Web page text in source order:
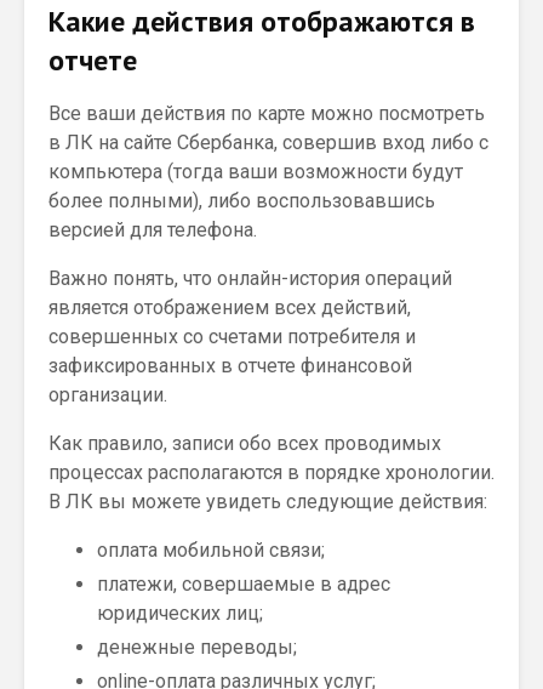
Какие действия отображаются в
отчете
Все ваши действия по карте можно посмотреть
в ЛК на сайте Сбербанка, совершив вход либо с
компьютера (тогда ваши возможности будут
более полными), либо воспользовавшись
версией для телефона.
Важно понять, что онлайн-история операций
является отображением всех действий,
совершенных со счетами потребителя и
зафиксированных в отчете финансовой
организации.
Как правило, записи обо всех проводимых
процессах располагаются в порядке хронологии.
В ЛК вы можете увидеть следующие действия:
оплата мобильной связи;
платежи, совершаемые в адрес
юридических лиц;
денежные переводы;
online-оплата различных услуг;